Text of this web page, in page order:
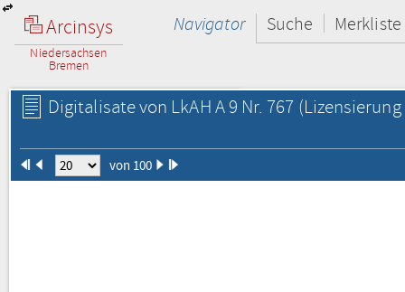
Arcinsys
Niedersachsen
Bremen
Navigator Suche Merkliste
Digitalisate von LkAH A 9 Nr. 767
von 100